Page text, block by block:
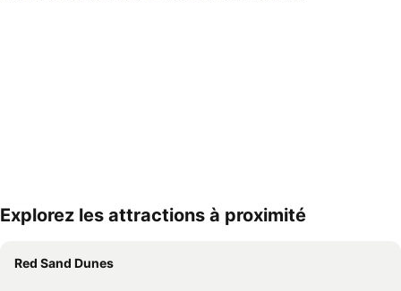
Explorez les attractions à proximité
Red Sand Dunes